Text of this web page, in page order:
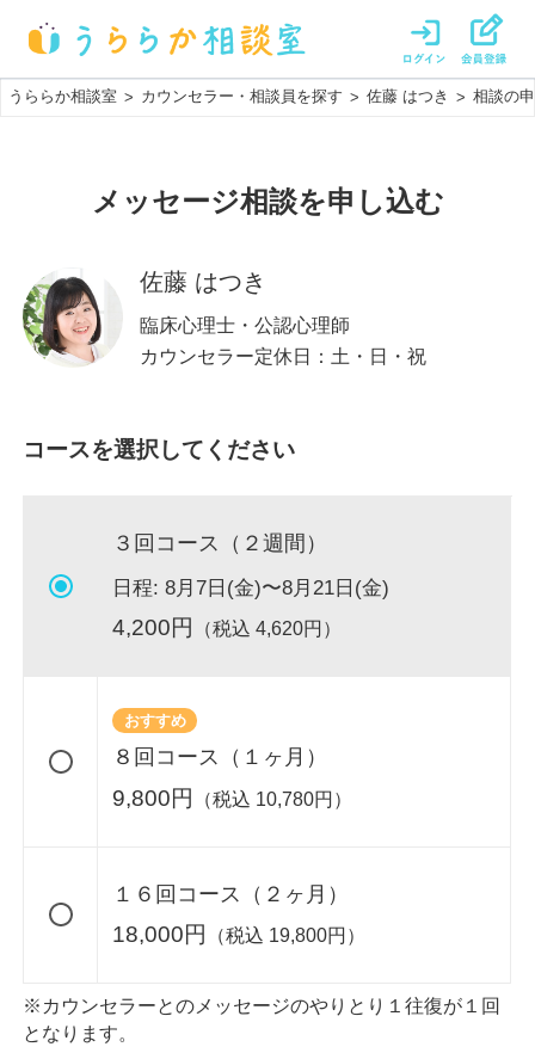
うららか相談室 > カウンセラー・相談員を探す > 佐藤 はつき > 相談の
メッセージ相談を申し込む
佐藤 はつき
臨床心理士・公認心理師
カウンセラー定休日：土・日・祝
コースを選択してください
３回コース（２週間）
日程:8月7日(金)〜8月21日(金)
4,200円 （税込 4,620円）
おすすめ
８回コース（１ヶ月）
9,800円 （税込 10,780円）
１６回コース（２ヶ月）
18,000円 （税込 19,800円）
※カウンセラーとのメッセージのやりとり１往復が１回
となります。